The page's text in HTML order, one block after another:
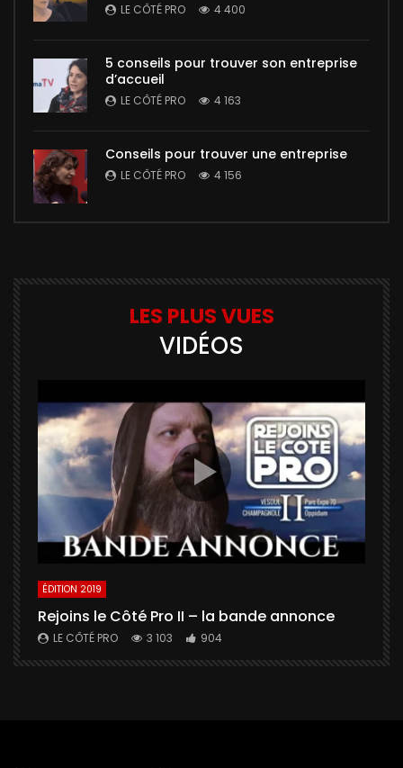
LE CÔTÉ PRO 4 400
5 conseils pour trouver son entreprise
d’accueil
LE CÔTÉ PRO 4 163
Conseils pour trouver une entreprise
LE CÔTÉ PRO 4 156
LES PLUS VUES
VIDÉOS
ÉDITION 2019
Rejoins le Côté Pro II – la bande annonce
LE CÔTÉ PRO 3 103 904